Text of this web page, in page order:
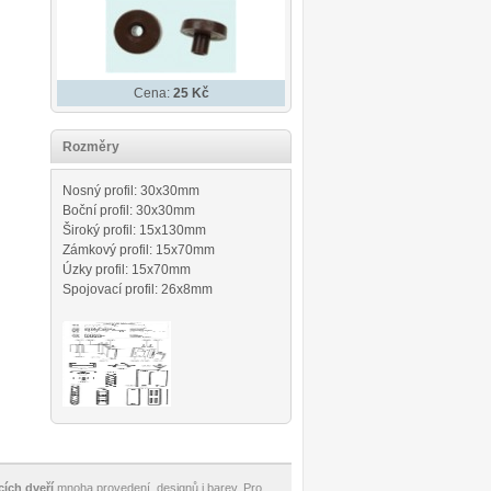
Cena: 25 Kč
Rozměry
Nosný profil: 30x30mm
Boční profil: 30x30mm
Široký profil: 15x130mm
Zámkový profil: 15x70mm
Úzky profil: 15x70mm
Spojovací profil: 26x8mm
dveří mnoha provedení, designů i barev. Pro